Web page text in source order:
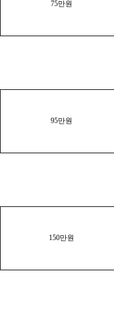
75만원
95만원
150만원